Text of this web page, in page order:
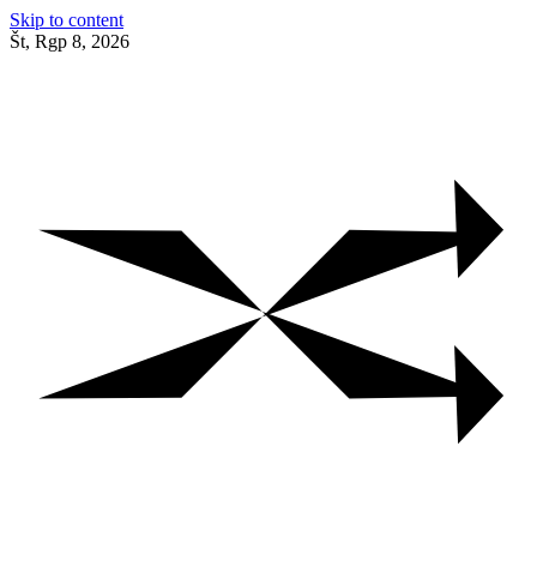
Skip to content
Št, Rgp 8, 2026